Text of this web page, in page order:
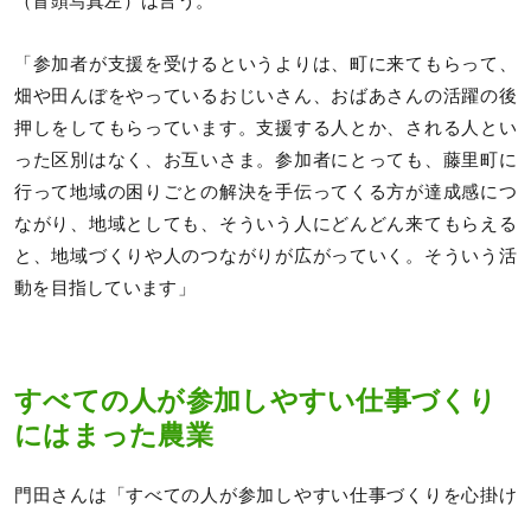
「参加者が支援を受けるというよりは、町に来てもらって、
畑や田んぼをやっているおじいさん、おばあさんの活躍の後
押しをしてもらっています。支援する人とか、される人とい
った区別はなく、お互いさま。参加者にとっても、藤里町に
行って地域の困りごとの解決を手伝ってくる方が達成感につ
ながり、地域としても、そういう人にどんどん来てもらえる
と、地域づくりや人のつながりが広がっていく。そういう活
動を目指しています」
すべての人が参加しやすい仕事づくり
にはまった農業
門田さんは「すべての人が参加しやすい仕事づくりを心掛け